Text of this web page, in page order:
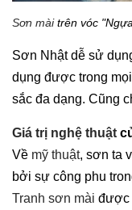
Sơn màitrên vóc
Sơn Nhật dễ sử
dụng được trong
sắc đa dạng. Cũng
Giá trị nghệ thuật
Về mỹ thuật, sơn ta
bởi sự công phu
Tranh sơn mài được